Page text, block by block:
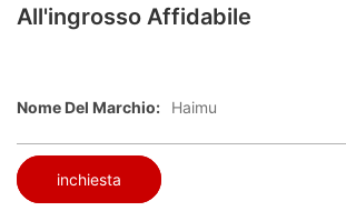
All'ingrosso Affidabile
Nome Del Marchio: Haimu
inchiesta